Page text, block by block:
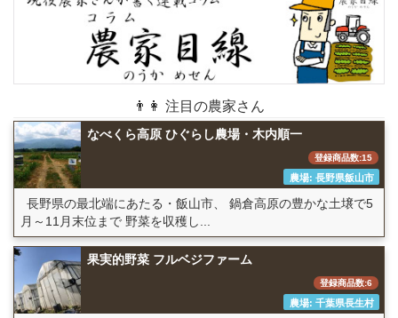
👨👩 注目の農家さん
なべくら高原 ひぐらし農場・木内順一
登録商品数:15
農場: 長野県飯山市
長野県の最北端にあたる・飯山市、 鍋倉高原の豊かな土壌で5
月～11月末位まで 野菜を収穫し...
果実的野菜 フルベジファーム
登録商品数:6
農場: 千葉県長生村